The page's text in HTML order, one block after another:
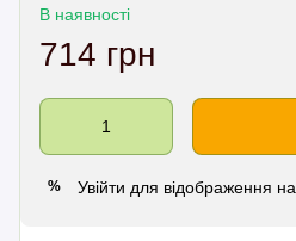
В наявності
714 грн
% Увійти для відображення